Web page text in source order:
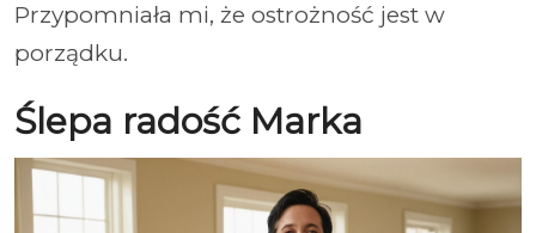
Przypomniała mi, że ostrożność jest w
porządku.
Ślepa radość Marka